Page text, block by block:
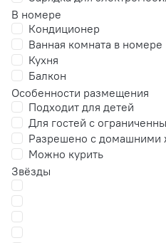
В номере
Кондиционер
Ванная комната в номере
Кухня
Балкон
Особенности размещения
Подходит для детей
Для гостей с
Разрешено с домашними
Можно курить
Звёзды